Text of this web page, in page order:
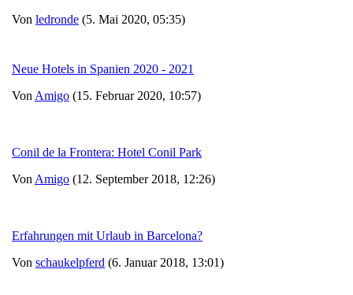
Von ledronde (5. Mai 2020, 05:35)
Neue Hotels in Spanien 2020 - 2021
Von Amigo (15. Februar 2020, 10:57)
Conil de la Frontera: Hotel Conil Park
Von Amigo (12. September 2018, 12:26)
Erfahrungen mit Urlaub in Barcelona?
Von schaukelpferd (6. Januar 2018, 13:01)